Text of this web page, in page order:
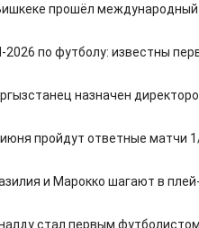
прошёл
по футболу: известны
назначен
пройдут ответные матчи
и Марокко шагают в
стал первым